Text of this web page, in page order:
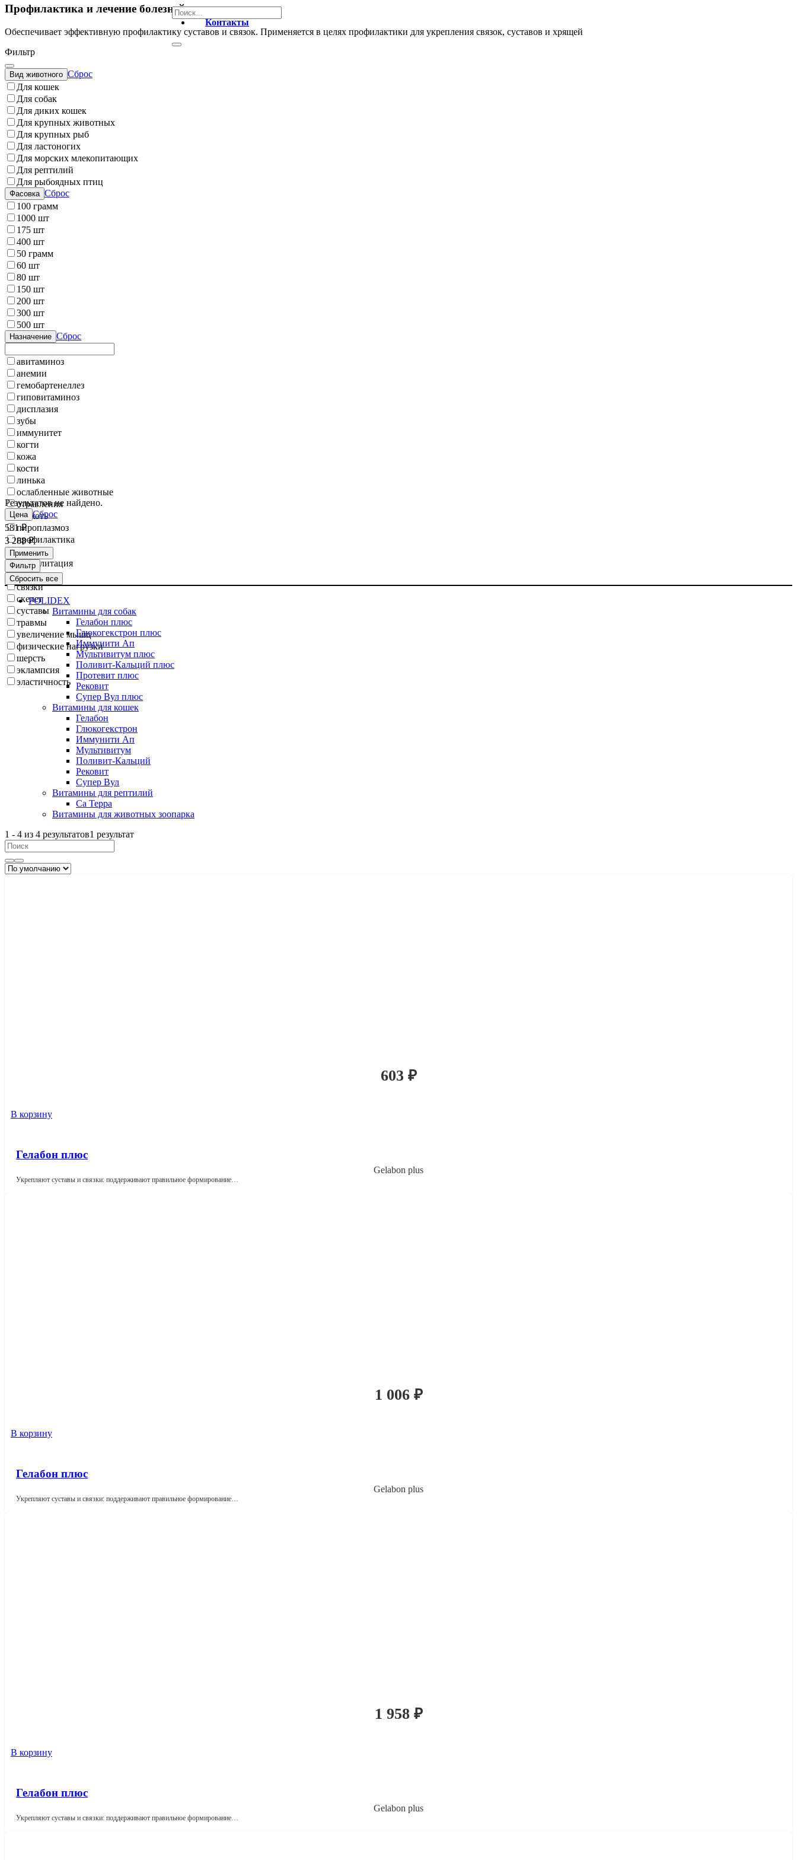
Контакты
Профилактика и лечение болезней суставов
Обеспечивает эффективную профилактику суставов и связок. Применяется в целях профилактики для укрепления связок, суставов и хрящей
Фильтр
Вид животного Сброс
Для кошек
Для собак
Для диких кошек
Для крупных животных
Для крупных рыб
Для ластоногих
Для морских млекопитающих
Для рептилий
Для рыбоядных птиц
Фасовка Сброс
100 грамм
1000 шт
175 шт
400 шт
50 грамм
60 шт
80 шт
150 шт
200 шт
300 шт
500 шт
Назначение Сброс
авитаминоз
анемии
гемобартенеллез
гиповитаминоз
дисплазия
зубы
иммунитет
когти
кожа
кости
линька
ослабленные животные
отравления
перхоть
пироплазмоз
профилактика
рахит
реабилитация
роды
связки
скелет
суставы
травмы
увеличение мышц
физические нагрузки
шерсть
эклампсия
эластичность
Результатов не найдено.
Цена Сброс
581 ₽
3 288 ₽
Применить
Фильтр
Сбросить все
POLIDEX
Витамины для собак
Гелабон плюс
Глюкогекстрон плюс
Иммунити Ап
Мультивитум плюс
Поливит-Кальций плюс
Протевит плюс
Рековит
Супер Вул плюс
Витамины для кошек
Гелабон
Глюкогекстрон
Иммунити Ап
Мультивитум
Поливит-Кальций
Рековит
Супер Вул
Витамины для рептилий
Са Терра
Витамины для животных зоопарка
1 - 4 из 4 результатов1 результат
603 ₽
В корзину
Гелабон плюс
Gelabon plus
Укрепляют суставы и связки: поддерживают правильное формирование…
1 006 ₽
В корзину
Гелабон плюс
Gelabon plus
Укрепляют суставы и связки: поддерживают правильное формирование…
1 958 ₽
В корзину
Гелабон плюс
Gelabon plus
Укрепляют суставы и связки: поддерживают правильное формирование…